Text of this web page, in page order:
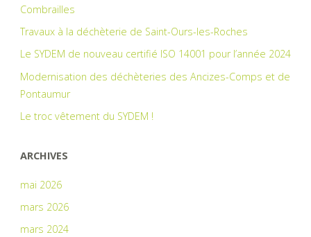
Combrailles
Travaux à la déchèterie de Saint-Ours-les-Roches
Le SYDEM de nouveau certifié ISO 14001 pour l’année 2024
Modernisation des déchèteries des Ancizes-Comps et de
Pontaumur
Le troc vêtement du SYDEM !
ARCHIVES
mai 2026
mars 2026
mars 2024